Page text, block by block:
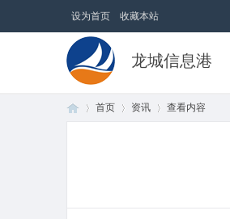
设为首页 收藏本站
龙城信息港
首页 资讯 查看内容